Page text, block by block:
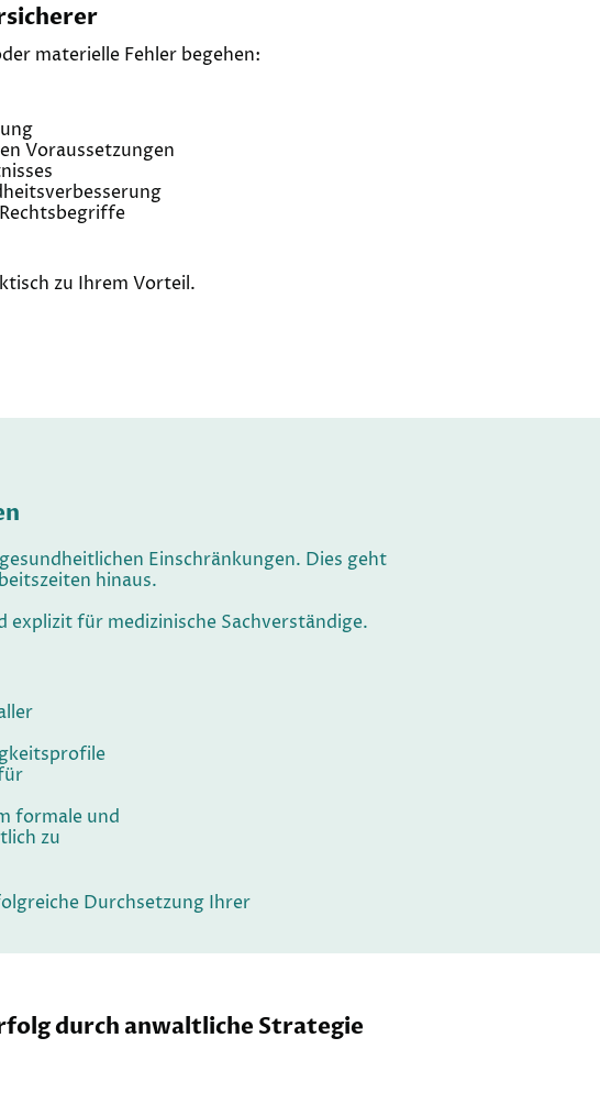
materielle Fehler begehen:
Voraussetzungen
zu Ihrem Vorteil.
Einschränkungen. Dies geht
hinaus.
für medizinische Sachverständige.
formale und
zu
Durchsetzung Ihrer
durch anwaltliche Strategie